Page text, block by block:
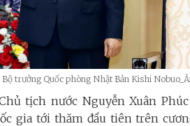
trưởng Quốc phòng Nhật Bản Kishi
tịch nước Nguyễn Xuân
gia tới thăm đầu tiên trên